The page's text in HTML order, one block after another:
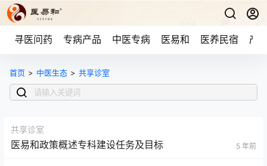
寻医问药 专病产品 中医专病 医易和 医养民宿 产
首页 > 中医生态 > 共享诊室
共享诊室
医易和政策概述专科建设任务及目标 5 年前